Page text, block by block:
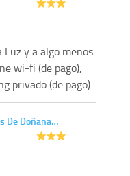
y a algo menos
wi-fi (de pago),
privado (de pago).
De Doñana…